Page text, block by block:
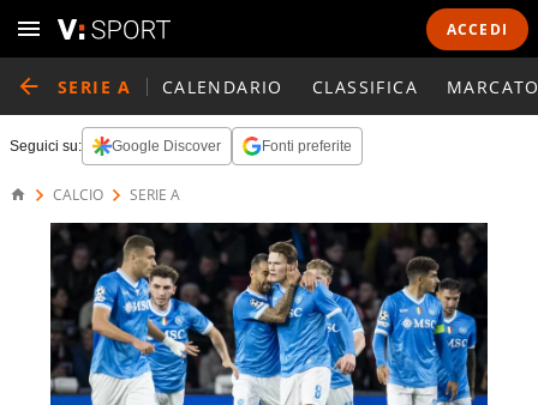
ACCEDI
SERIE A CALENDARIO CLASSIFICA
Seguici su: Google Discover Fonti preferite
CALCIO SERIE A